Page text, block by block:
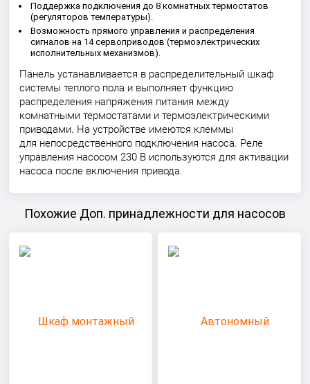
Поддержка подключения до 8 комнатных термостатов
(регуляторов температуры).
Возможность прямого управления и распределения
сигналов на 14 сервоприводов (термоэлектрических
исполнительных механизмов).
Панель устанавливается в распределительный шкаф
системы теплого пола и выполняет функцию
распределения напряжения питания между
комнатными термостатами и термоэлектрическими
приводами. На устройстве имеются клеммы
для непосредственного подключения насоса. Реле
управления насосом 230 В используются для активации
насоса после включения привода.
Похожие Доп. принадлежности для насосов